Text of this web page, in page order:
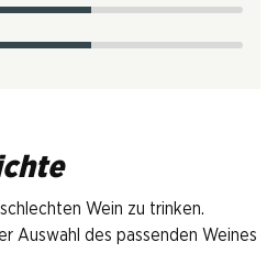
Wein zu trinken.
Auswahl des passenden Weines